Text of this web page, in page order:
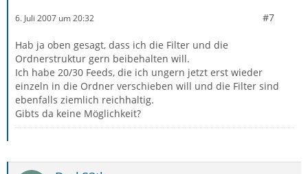
6. Juli 2007 um 20:32 #7
Hab ja oben gesagt, dass ich die Filter und die
Ordnerstruktur gern beibehalten will.
Ich habe 20/30 Feeds, die ich ungern jetzt erst wieder
einzeln in die Ordner verschieben will und die Filter sind
ebenfalls ziemlich reichhaltig.
Gibts da keine Möglichkeit?